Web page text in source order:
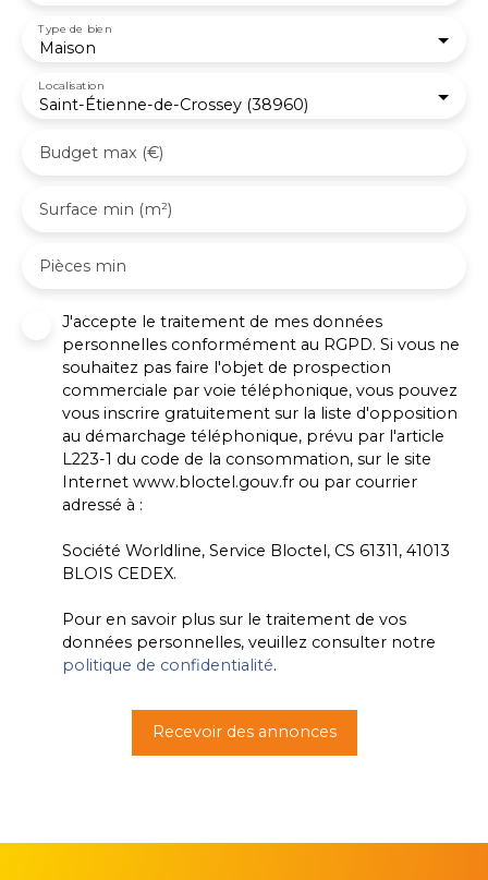
Maison
Type de bien
Saint-Étienne-de-Crossey (38960)
Localisation
Budget max (€)
Surface min (m²)
Pièces min
J'accepte le traitement de mes données
personnelles conformément au RGPD. Si vous ne
souhaitez pas faire l'objet de prospection
commerciale par voie téléphonique, vous pouvez
vous inscrire gratuitement sur la liste d'opposition
au démarchage téléphonique, prévu par l'article
L223-1 du code de la consommation, sur le site
Internet www.bloctel.gouv.fr ou par courrier
adressé à :
Société Worldline, Service Bloctel, CS 61311, 41013
BLOIS CEDEX.
Pour en savoir plus sur le traitement de vos
données personnelles, veuillez consulter notre
politique de confidentialité.
Recevoir des annonces